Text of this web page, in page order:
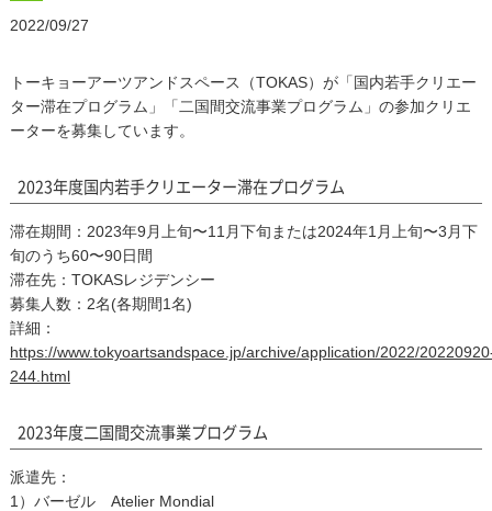
2022/09/27
トーキョーアーツアンドスペース（TOKAS）が「国内若手クリエー
ター滞在プログラム」「二国間交流事業プログラム」の参加クリエ
ーターを募集しています。
2023年度国内若手クリエーター滞在プログラム
滞在期間：2023年9月上旬〜11月下旬または2024年1月上旬〜3月下
旬のうち60〜90日間
滞在先：TOKASレジデンシー
募集人数：2名(各期間1名)
詳細：
https://www.tokyoartsandspace.jp/archive/application/2022/
244.html
2023年度二国間交流事業プログラム
派遣先：
1）バーゼル Atelier Mondial